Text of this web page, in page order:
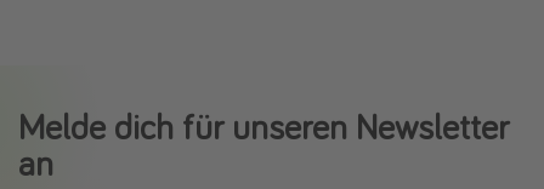
Melde dich für unseren Newsletter
an